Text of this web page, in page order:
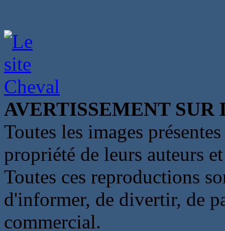
AVERTISSEMENT
Toutes les images
propriété de leurs auteurs
Toutes ces reproductions
d'informer, de divertir, de
commercial.